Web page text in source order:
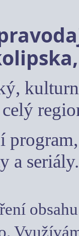
a seriály.